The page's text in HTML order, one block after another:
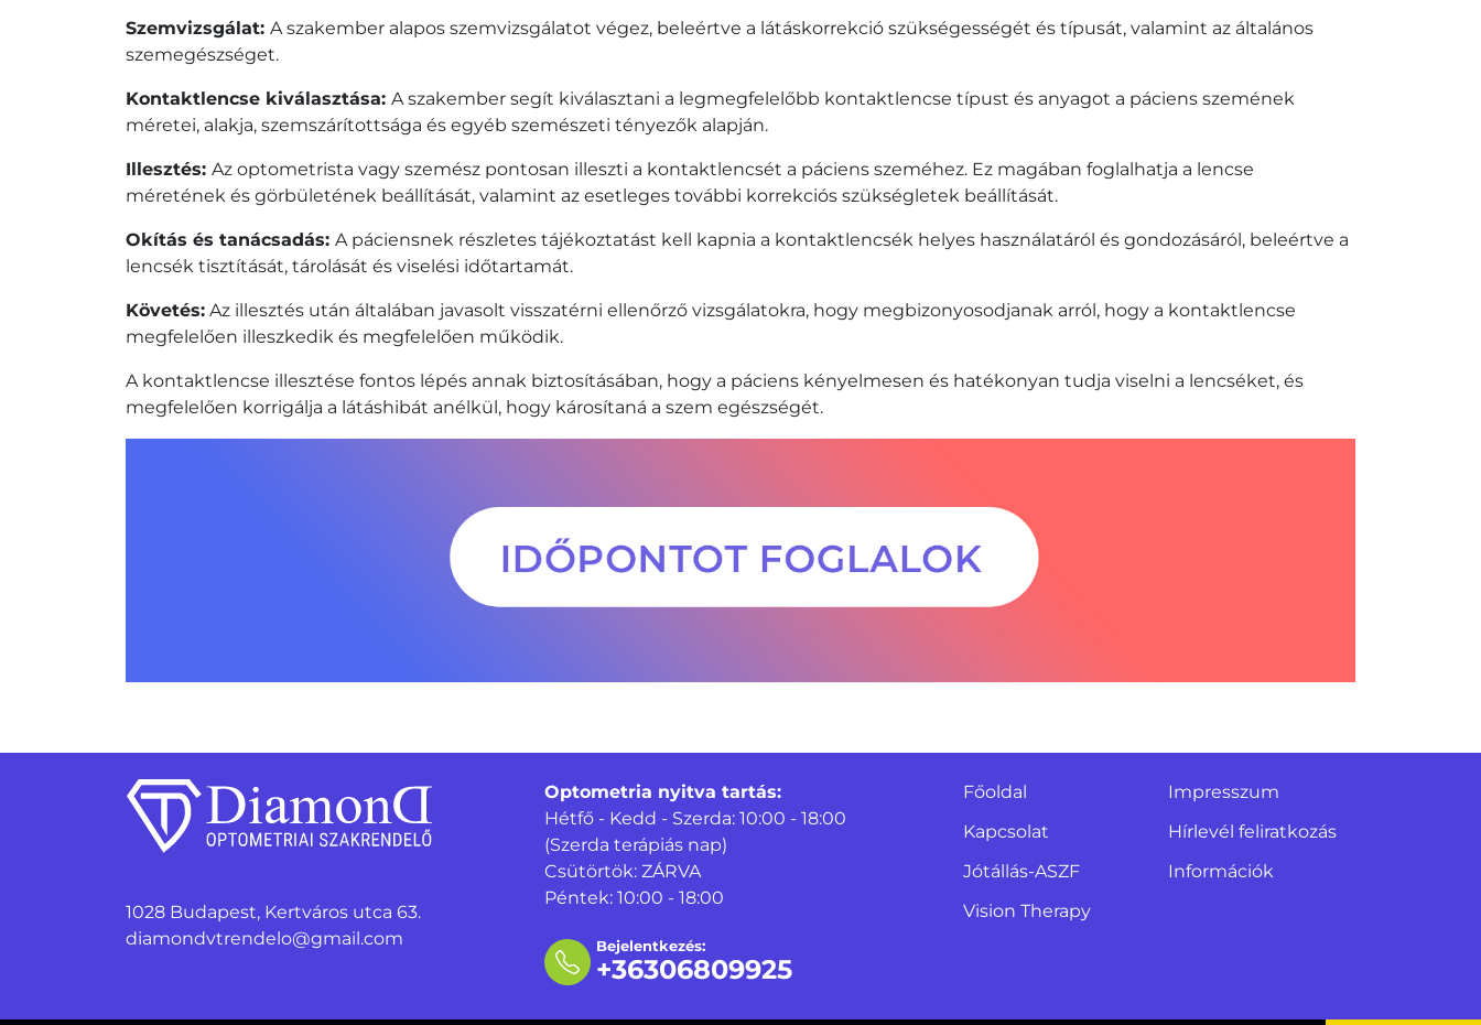
Szemvizsgálat: A szakember alapos szemvizsgálatot végez, beleértve a látáskorrekció szükségességét és típusát, valamint az általános
szemegészséget.
Kontaktlencse kiválasztása: A szakember segít kiválasztani a legmegfelelőbb kontaktlencse típust és anyagot a páciens szemének
méretei, alakja, szemszárítottsága és egyéb szemészeti tényezők alapján.
Illesztés: Az optometrista vagy szemész pontosan illeszti a kontaktlencsét a páciens szeméhez. Ez magában foglalhatja a lencse
méretének és görbületének beállítását, valamint az esetleges további korrekciós szükségletek beállítását.
Okítás és tanácsadás: A páciensnek részletes tájékoztatást kell kapnia a kontaktlencsék helyes használatáról és gondozásáról, beleértve a
lencsék tisztítását, tárolását és viselési időtartamát.
Követés: Az illesztés után általában javasolt visszatérni ellenőrző vizsgálatokra, hogy megbizonyosodjanak arról, hogy a kontaktlencse
megfelelően illeszkedik és megfelelően működik.
A kontaktlencse illesztése fontos lépés annak biztosításában, hogy a páciens kényelmesen és hatékonyan tudja viselni a lencséket, és
megfelelően korrigálja a látáshibát anélkül, hogy károsítaná a szem egészségét.
1028 Budapest, Kertváros utca 63.
diamondvtrendelo@gmail.com
Optometria nyitva tartás:
Hétfő - Kedd - Szerda: 10:00 - 18:00
(Szerda terápiás nap)
Csütörtök: ZÁRVA
Péntek: 10:00 - 18:00
Bejelentkezés:
+36306809925
Főoldal
Kapcsolat
Jótállás-ASZF
Vision Therapy
Impresszum
Hírlevél feliratkozás
Információk